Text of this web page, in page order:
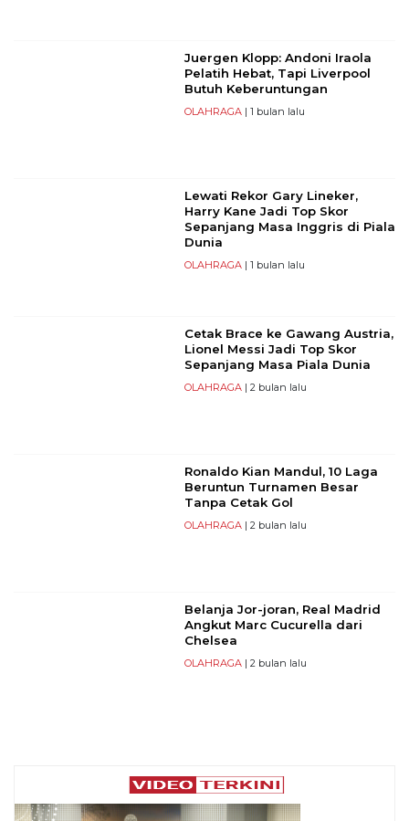
Juergen Klopp: Andoni Iraola
Pelatih Hebat, Tapi Liverpool
Butuh Keberuntungan
OLAHRAGA| 1 bulan lalu
Lewati Rekor Gary Lineker,
Harry Kane Jadi Top Skor
Sepanjang Masa Inggris di Piala
Dunia
OLAHRAGA| 1 bulan lalu
Cetak Brace ke Gawang Austria,
Lionel Messi Jadi Top Skor
Sepanjang Masa Piala Dunia
OLAHRAGA| 2 bulan lalu
Ronaldo Kian Mandul, 10 Laga
Beruntun Turnamen Besar
Tanpa Cetak Gol
OLAHRAGA| 2 bulan lalu
Belanja Jor-joran, Real Madrid
Angkut Marc Cucurella dari
Chelsea
OLAHRAGA| 2 bulan lalu